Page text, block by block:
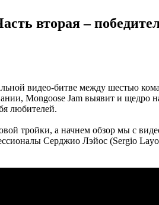
вторая –
видео-битве между шестью
Mongoose Jam выявит и щедро
любителей.
тройки, а начнем обзор мы с
Серджио Лэйос (Sergio